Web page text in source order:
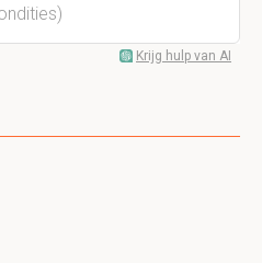
Krijg hulp van AI